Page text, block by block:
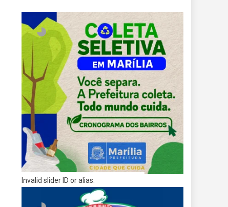
Invalid slider ID or alias.